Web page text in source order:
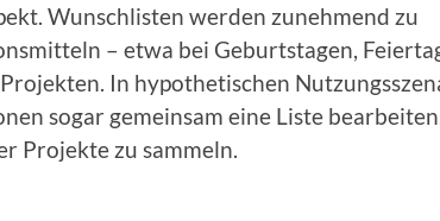
Wunschlisten werden zunehmend zu
– etwa bei Geburtstagen,
In hypothetischen
sogar gemeinsam eine Liste
Projekte zu sammeln.